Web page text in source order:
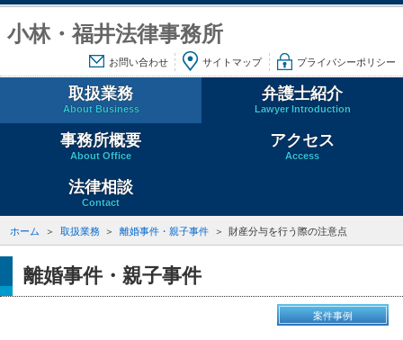
小林・福井法律事務所
お問い合わせ サイトマップ プライバシーポリシー
取扱業務
About Business
弁護士紹介
Lawyer Introduction
事務所概要
About Office
アクセス
Access
法律相談
Contact
ホーム 取扱業務 離婚事件・親子事件 財産分与を行う際の注意点
離婚事件・親子事件
案件事例